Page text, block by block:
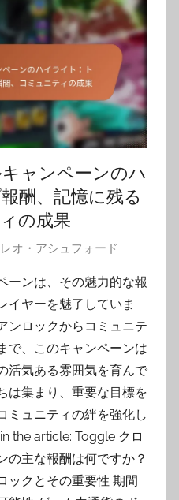
ャンペーンのハ
酬、記憶に残る
の成果
レオ・アシュフォード
ーンは、その魅力的な報
イヤーを魅了していま
ンロックからコミュニテ
で、このキャンペーンは
活気ある雰囲気を育んで
は集まり、重要な目標を
ミュニティの絆を強化し
the article: Toggle クロ
の主な報酬は何ですか？
ックとその重要性 期間